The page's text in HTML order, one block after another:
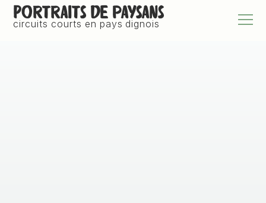
Portraits de paysans
circuits courts en pays dignois